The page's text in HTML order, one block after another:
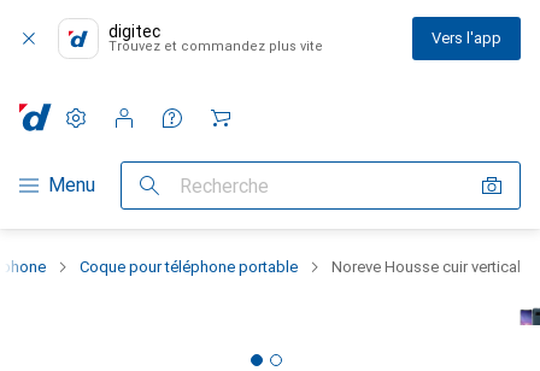
digitec
Trouvez et commandez plus vite Vers l'app
Navigation par catégorie
Menu Recherche
Paramètres
Compte client
Listes de comparaison
Listes d'envies
Panier
Coque pour téléphone portable Noreve Housse cuir vertical